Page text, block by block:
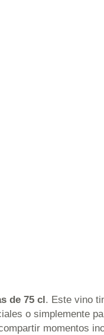
de 75 cl. Este vino
o simplemente
momentos